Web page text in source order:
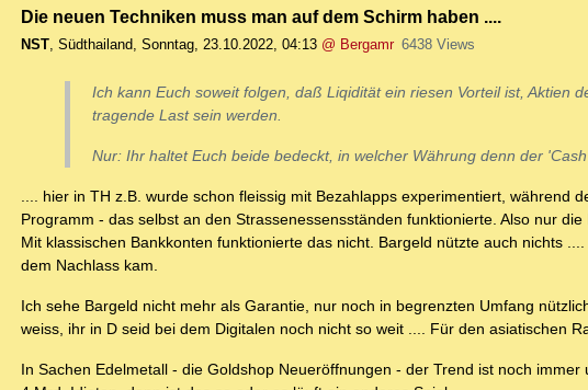
Die neuen Techniken muss man auf dem Schirm haben ....
NST, Südthailand, Sonntag, 23.10.2022, 04:13 @ Bergamr 6438 Views
Ich kann Euch soweit folgen, daß Liqidität ein riesen Vorteil ist, Aktien
tragende Last sein werden.
Nur: Ihr haltet Euch beide bedeckt, in welcher Währung denn der
.... hier in TH z.B. wurde schon fleissig mit Bezahlapps experimentiert, während
Programm - das selbst an den Strassenessensständen funktionierte. Also nur die
Mit klassischen Bankkonten funktionierte das nicht. Bargeld nützte auch nichts
dem Nachlass kam.
Ich sehe Bargeld nicht mehr als Garantie, nur noch in begrenzten Umfang
weiss, ihr in D seid bei dem Digitalen noch nicht so weit .... Für den asiatischen
In Sachen Edelmetall - die Goldshop Neueröffnungen - der Trend ist noch